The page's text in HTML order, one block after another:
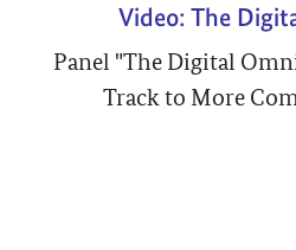
Video: The
Panel "The Digital
Track to More